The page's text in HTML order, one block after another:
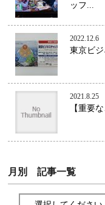
ッフ...
2022.12.6
東京ビ
2021.8.25
【重要
月別 記事一覧